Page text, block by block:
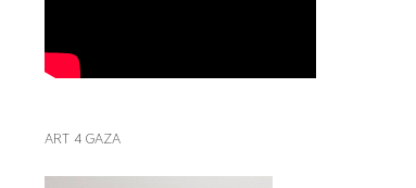
ART 4 GAZA